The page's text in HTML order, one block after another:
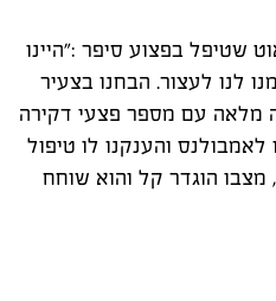
שטיפל בפצוע סיפר :"היינו
לנו לעצור. הבחנו בצעיר
מלאה עם מספר פצעי דקירה
לאמבולנס והענקנו לו טיפול
מצבו הוגדר קל והוא שוחח